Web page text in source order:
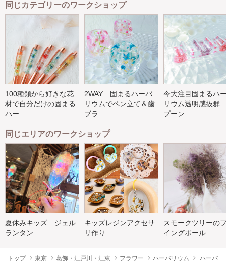
同じカテゴリーのワークショップ
100種類から好きな花
材で自分だけの固まる
ハー...
2WAY 固まるハーバ
リウムでペン立て＆歯
ブラ...
今大注目固まるハ
リウム透明感抜群
プーン...
同じエリアのワークショップ
夏休みキッズ ジェル
ランタン
キッズレジンアクセサ
リ作り
スモークツリーの
イングボール
トップ 東京 葛飾・江戸川・江東 フラワー ハーバリウム
ハーバ